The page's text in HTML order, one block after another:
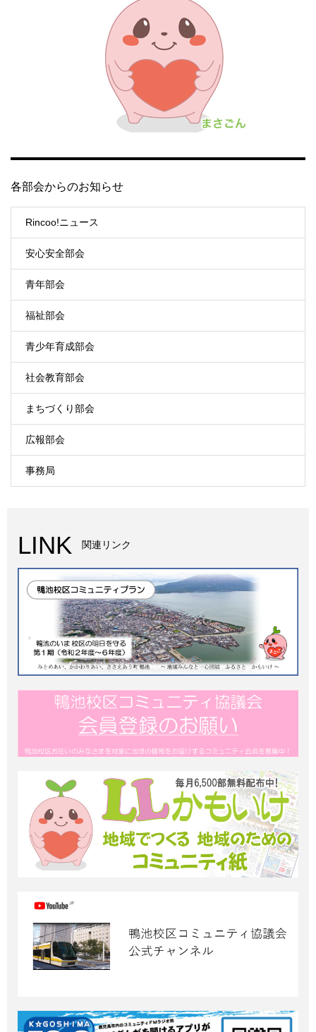
各部会からのお知らせ
Rincoo!ニュース
安心安全部会
青年部会
福祉部会
青少年育成部会
社会教育部会
まちづくり部会
広報部会
事務局
LINK 関連リンク